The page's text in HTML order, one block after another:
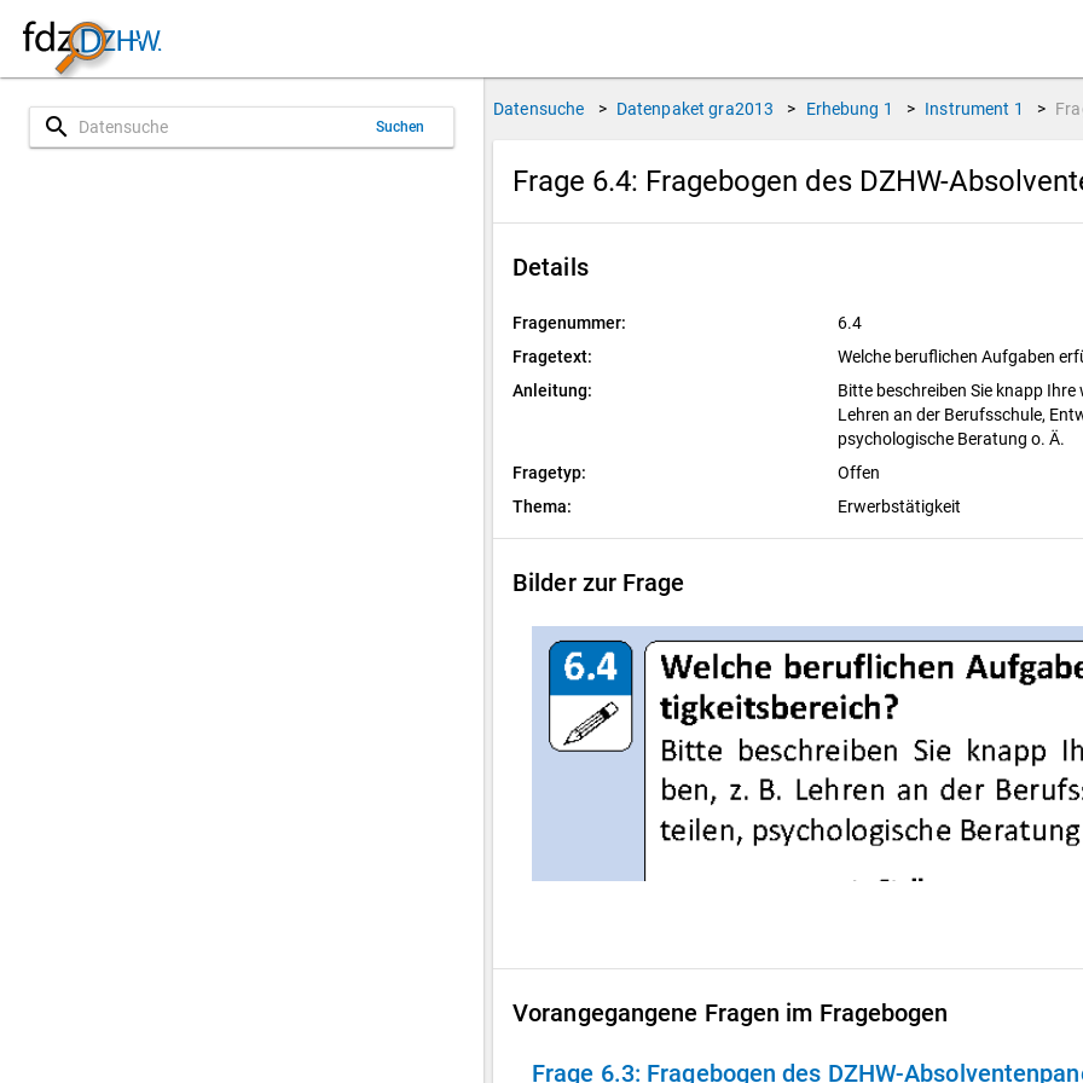
search Suchen
Datensuche > Datenpaket gra2013 > Erhebung 1 > Instrument 1 >
Frage 6.4: Fragebogen des DZHW-
Details
Fragenummer:
6.4
Fragetext:
Welche beruflichen Aufgaben
Anleitung:
Bitte beschreiben Sie knapp
Lehren an der Berufsschule,
psychologische Beratung o. Ä.
Fragetyp:
Offen
Thema:
Erwerbstätigkeit
Bilder zur Frage
Vorangegangene Fragen im Fragebogen
Frage 6.3: Fragebogen des DZHW-